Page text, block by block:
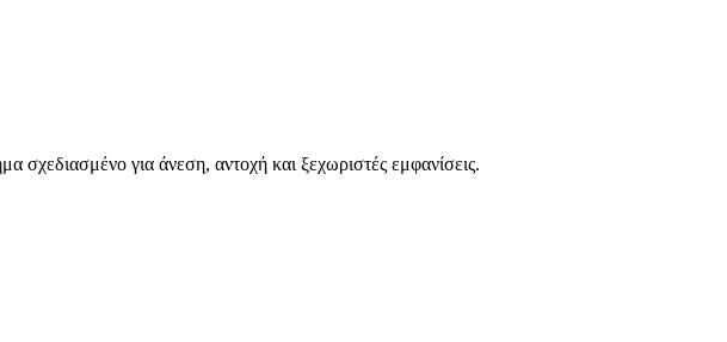
σχεδιασμένο για άνεση, αντοχή και ξεχωριστές εμφανίσεις.